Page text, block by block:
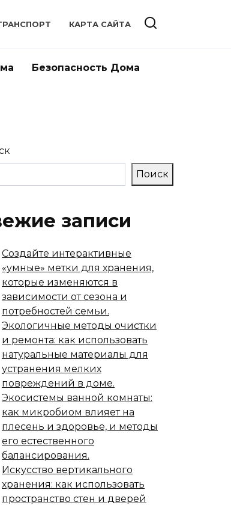
КАРТА САЙТА
Безопасность Дома
Поиск
записи
Создайте интерактивные
«умные» метки для хранения,
которые изменяются в
зависимости от сезона и
потребностей семьи.
Экологичные методы очистки
и ремонта: как использовать
натуральные материалы для
устранения мелких
повреждений в доме.
Экосистемы ванной комнаты:
как микробиом влияет на
плесень и здоровье, и методы
его естественного
балансирования.
Искусство вертикального
хранения: как использовать
пространство стен и дверей